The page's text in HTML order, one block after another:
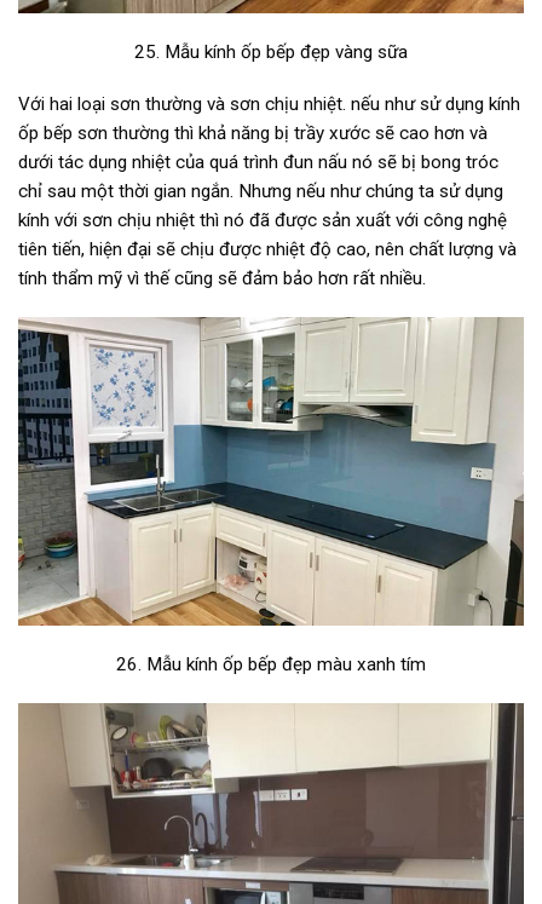
25. Mẫu kính ốp bếp đẹp vàng sữa
Với hai loại sơn thường và sơn chịu nhiệt. nếu như sử dụng kính
ốp bếp sơn thường thì khả năng bị trầy xước sẽ cao hơn và
dưới tác dụng nhiệt của quá trình đun nấu nó sẽ bị bong tróc
chỉ sau một thời gian ngắn. Nhưng nếu như chúng ta sử dụng
kính với sơn chịu nhiệt thì nó đã được sản xuất với công nghệ
tiên tiến, hiện đại sẽ chịu được nhiệt độ cao, nên chất lượng và
tính thẩm mỹ vì thế cũng sẽ đảm bảo hơn rất nhiều.
26. Mẫu kính ốp bếp đẹp màu xanh tím